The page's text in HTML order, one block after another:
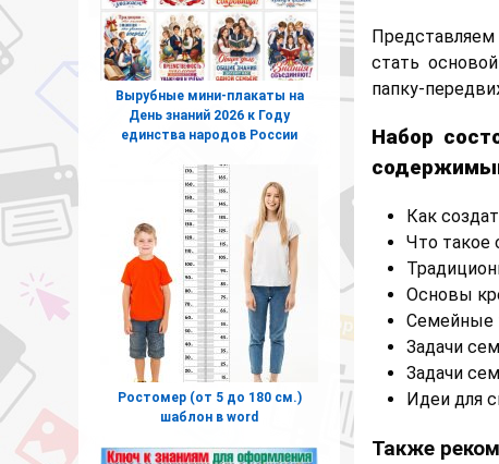
стать
папку-
Набор
Как
Что такое
Основы
Семейные
Задачи
Задачи
Идеи для
Также
Вырубные мини-плакаты на
День знаний 2026 к Году
единства народов России
Ростомер (от 5 до 180 см.)
шаблон в word